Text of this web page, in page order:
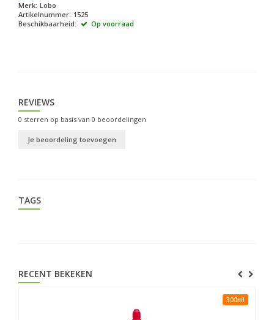
Merk: Lobo
Artikelnummer: 1525
Beschikbaarheid:
Op voorraad
REVIEWS
0 sterren op basis van 0 beoordelingen
Je beoordeling toevoegen
TAGS
RECENT BEKEKEN
300ml